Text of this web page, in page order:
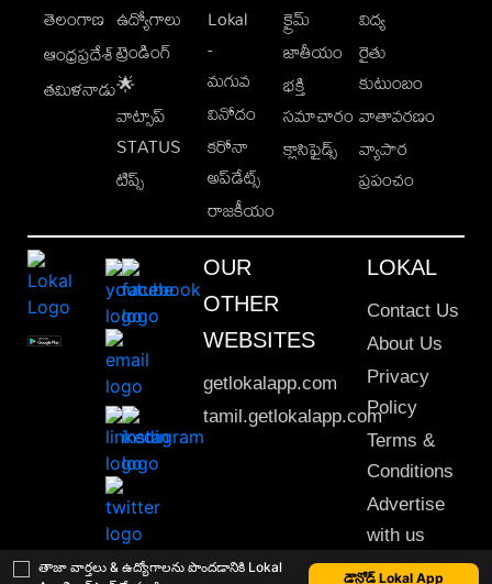
తాజా వార్తలు & ఉద్యోగాలను పొందడానికి Lokal
డౌన్లోడ్ Lokal App
తెలంగాణ
ఆంధ్రప్రదేశ్
తమిళనాడు
ఉద్యోగాలు
ట్రెండింగ్
🌟
వాట్సాప్
STATUS
టిప్స్
Lokal
-
మగువ
వినోదం
కరోనా
అప్‌డేట్స్
రాజకీయం
క్రైమ్
జాతీయం
భక్తి
సమాచారం
క్లాసిఫైడ్స్
విద్య
రైతు
కుటుంబం
వాతావరణం
వ్యాపార
ప్రపంచం
OUR
OTHER
WEBSITES
getlokalapp.com
tamil.getlokalapp.com
LOKAL
Contact Us
About Us
Privacy
Policy
Terms &
Conditions
Advertise
with us
Sitemap